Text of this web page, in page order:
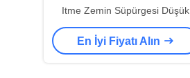
Itme Zemin Süpürgesi Düşük
Gürültü 150 rpm Fırça Hızı
En İyi Fiyatı Alın